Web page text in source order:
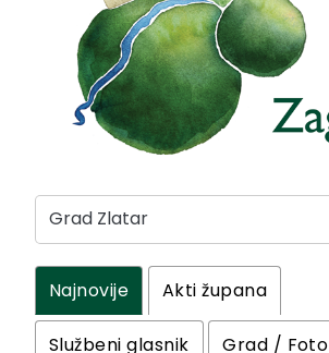
Najnovije Akti župana
Službeni glasnik Grad / Foto